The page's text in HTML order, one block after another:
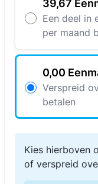
39,67
Een deel in
per maand
0,00
Verspreid
betalen
Kies hierboven
of verspreid